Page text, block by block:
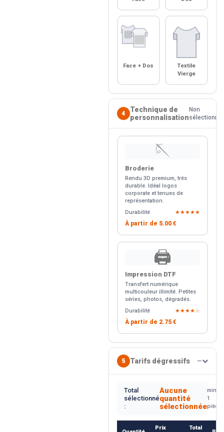
Face + Dos
Textile
Vierge
4
Technique de
personnalisation
Non
sélectionné
🪡
Broderie
Rendu 3D premium, très
durable. Idéal logos
corporate et tenues de
représentation.
Durabilité
★★★★★
À partir de 5.00 €
🖨️
Impression DTF
Transfert numérique
multicouleur illimité. Petites
séries, photos, dégradés.
Durabilité
★★★★☆
À partir de 2.75 €
5 Tarifs dégressifs —
Total
sélectionné
:
Aucune
quantité
sélectionnée
min.
1
pièce
Prix Total